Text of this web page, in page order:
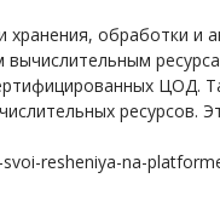
хранения, обработки
ЦОД.
ресурсов.
resheniya-na-